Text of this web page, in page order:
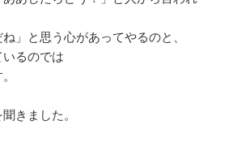
」と思う心があってやるのと、
るのでは
きました。